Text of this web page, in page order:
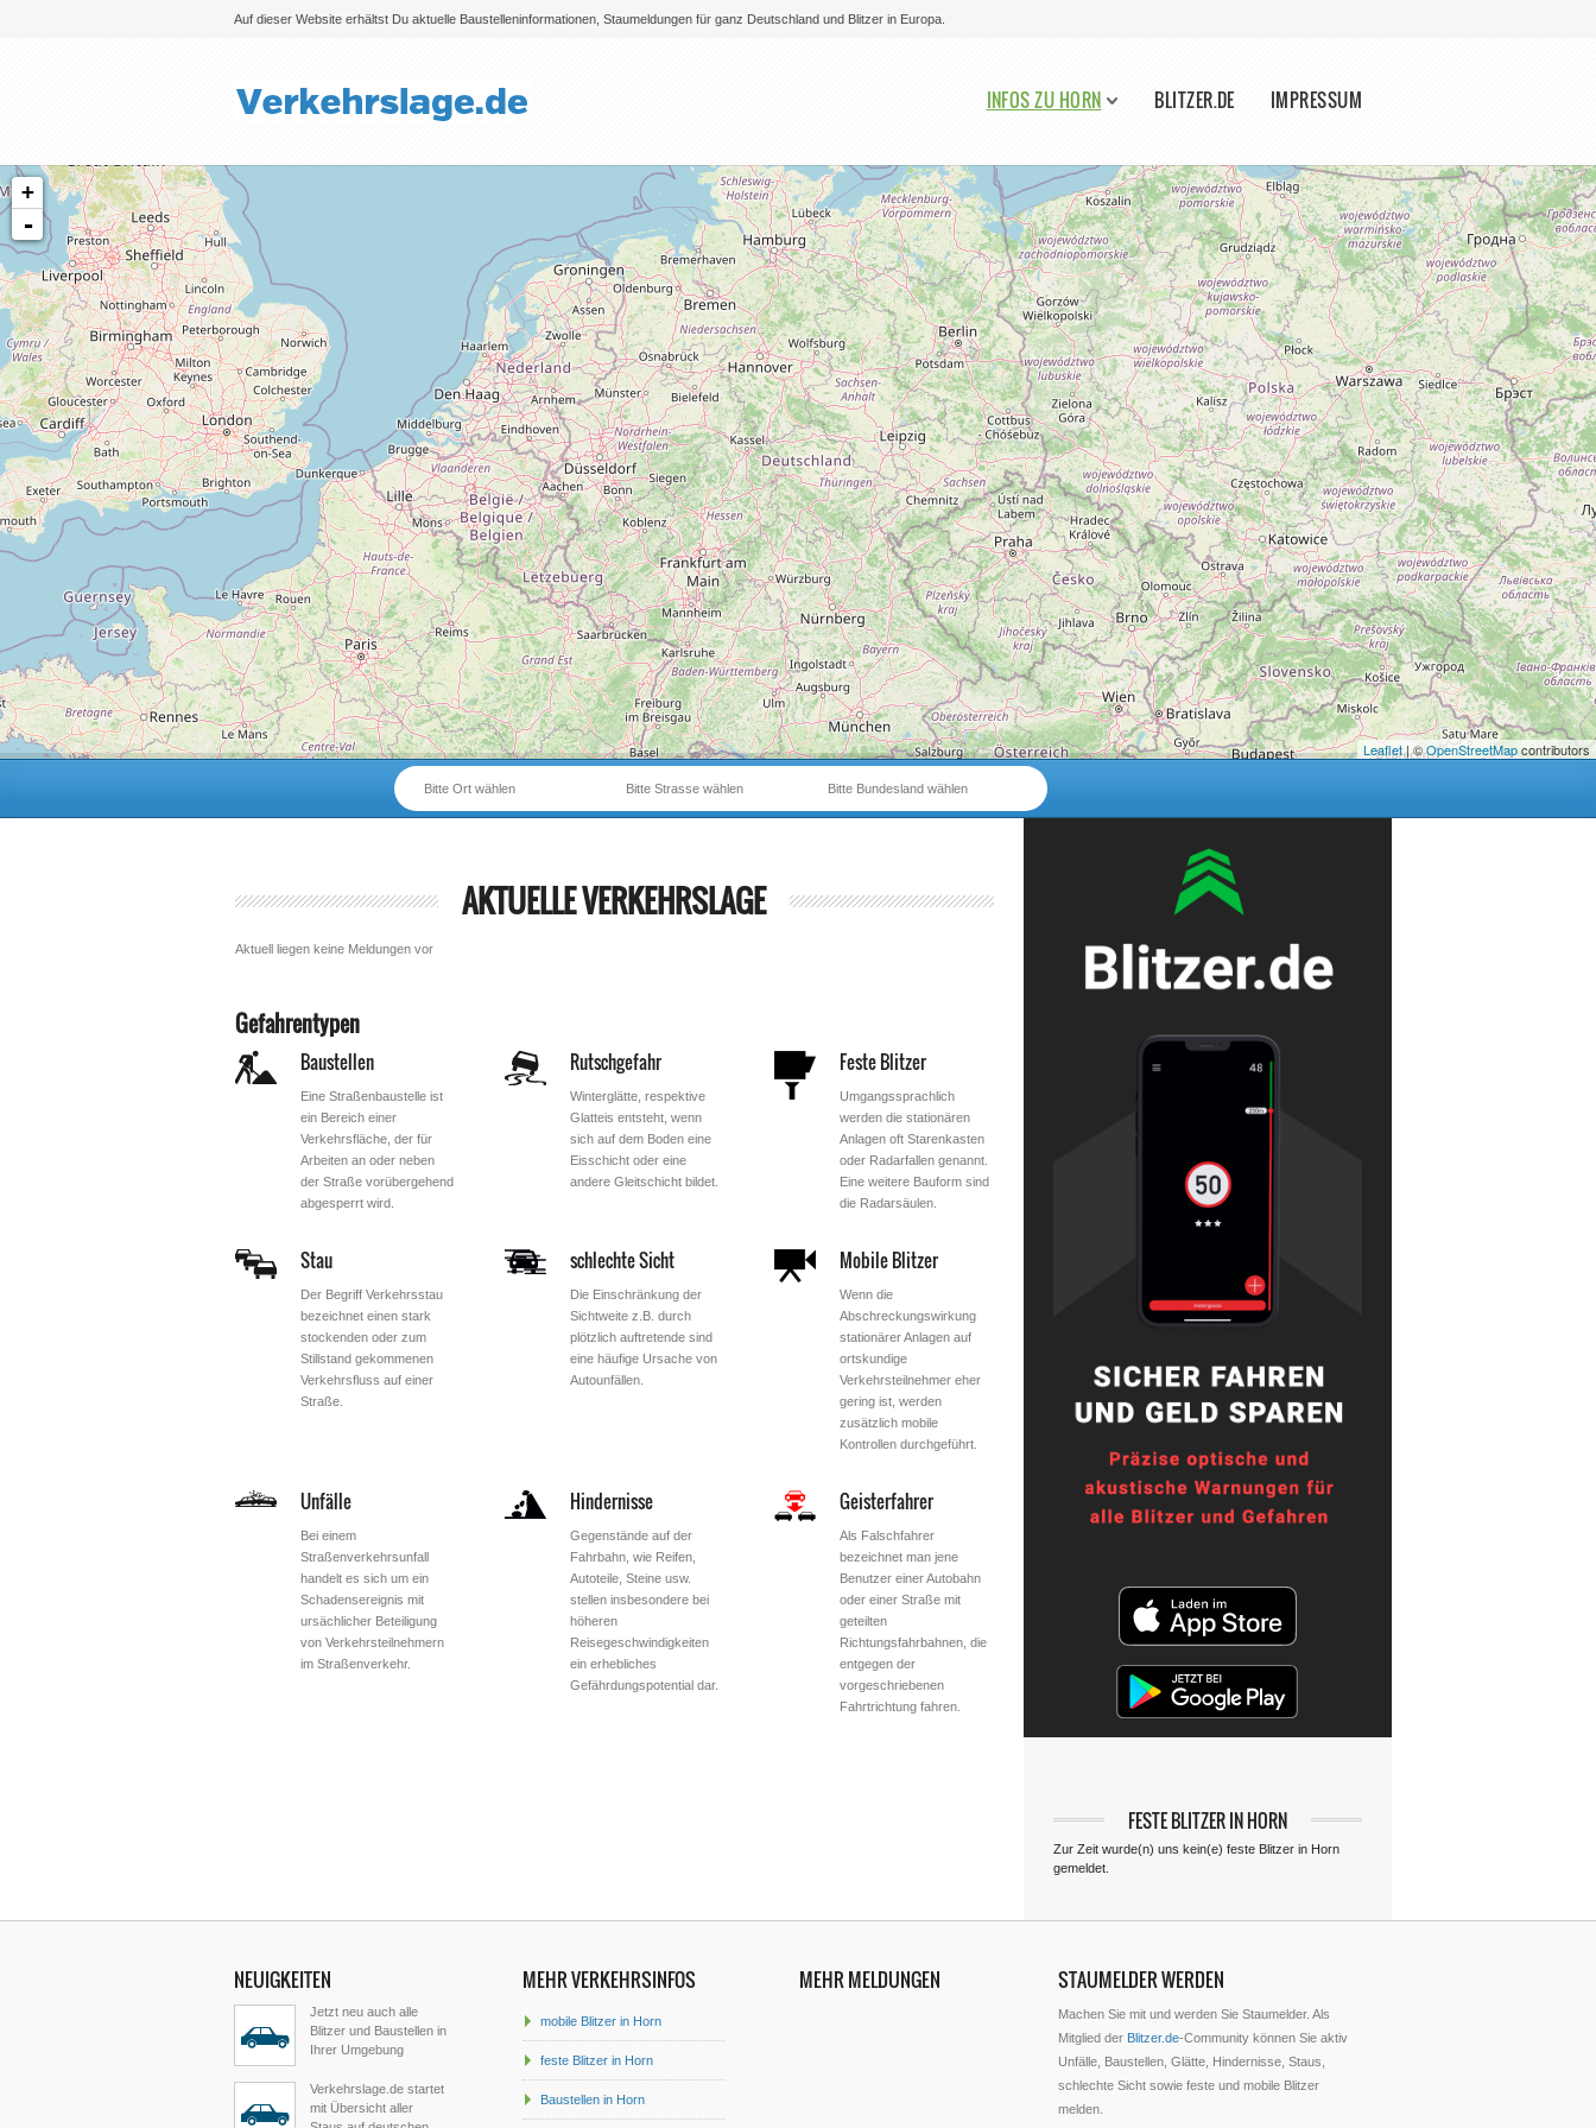
Auf dieser Website erhältst Du aktuelle Baustelleninformationen, Staumeldungen für ganz Deutschland und Blitzer in Europa.
Bitte auswählen
INFOS ZU HORN BLITZER.DE IMPRESSUM
+
-
Leaflet| ©OpenStreetMapcontributors
Bitte Bundesland wählen
Bitte Strasse wählen
Bitte Ort wählen
AKTUELLE VERKEHRSLAGE
Aktuell liegen keine Meldungen vor
Gefahrentypen
Baustellen
Eine Straßenbaustelle ist
ein Bereich einer
Verkehrsfläche, der für
Arbeiten an oder neben
der Straße vorübergehend
abgesperrt wird.
Rutschgefahr
Winterglätte, respektive
Glatteis entsteht, wenn
sich auf dem Boden eine
Eisschicht oder eine
andere Gleitschicht bildet.
Feste Blitzer
Umgangssprachlich
werden die stationären
Anlagen oft Starenkasten
oder Radarfallen genannt.
Eine weitere Bauform sind
die Radarsäulen.
Stau
Der Begriff Verkehrsstau
bezeichnet einen stark
stockenden oder zum
Stillstand gekommenen
Verkehrsfluss auf einer
Straße.
schlechte Sicht
Die Einschränkung der
Sichtweite z.B. durch
plötzlich auftretende sind
eine häufige Ursache von
Autounfällen.
Mobile Blitzer
Wenn die
Abschreckungswirkung
stationärer Anlagen auf
ortskundige
Verkehrsteilnehmer eher
gering ist, werden
zusätzlich mobile
Kontrollen durchgeführt.
Unfälle
Bei einem
Straßenverkehrsunfall
handelt es sich um ein
Schadensereignis mit
ursächlicher Beteiligung
von Verkehrsteilnehmern
im Straßenverkehr.
Hindernisse
Gegenstände auf der
Fahrbahn, wie Reifen,
Autoteile, Steine usw.
stellen insbesondere bei
höheren
Reisegeschwindigkeiten
ein erhebliches
Gefährdungspotential dar.
Geisterfahrer
Als Falschfahrer
bezeichnet man jene
Benutzer einer Autobahn
oder einer Straße mit
geteilten
Richtungsfahrbahnen, die
entgegen der
vorgeschriebenen
Fahrtrichtung fahren.
FESTE BLITZER IN HORN
Zur Zeit wurde(n) uns kein(e) feste Blitzer in Horn
gemeldet.
NEUIGKEITEN
Jetzt neu auch alle
Blitzer und Baustellen in
Ihrer Umgebung
Verkehrslage.de startet
mit Übersicht aller
MEHR VERKEHRSINFOS
mobile Blitzer in Horn
feste Blitzer in Horn
Baustellen in Horn
MEHR MELDUNGEN STAUMELDER WERDEN
Machen Sie mit und werden Sie Staumelder. Als
Mitglied der Blitzer.de-Community können Sie aktiv
Unfälle, Baustellen, Glätte, Hindernisse, Staus,
schlechte Sicht sowie feste und mobile Blitzer
melden.